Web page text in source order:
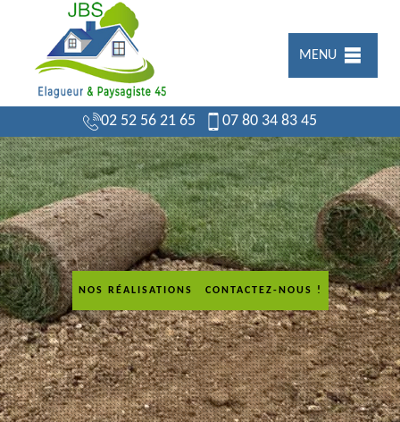
MENU
02 52 56 21 65 07 80 34 83 45
NOS RÉALISATIONS CONTACTEZ-NOUS !